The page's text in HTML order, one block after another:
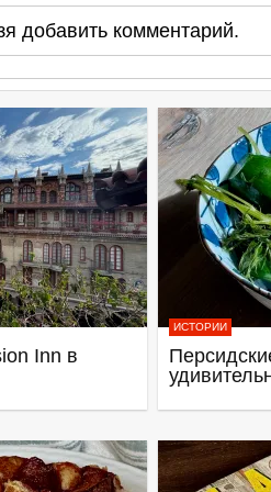
добавить комментарий.
Inn в
ИСТОРИИ